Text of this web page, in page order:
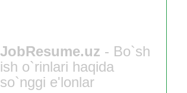
JobResume.uz - Bo`sh
ish o`rinlari haqida
so`nggi e'lonlar